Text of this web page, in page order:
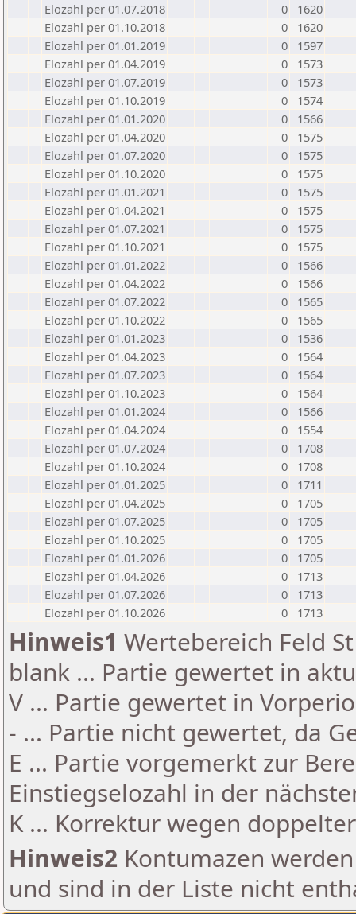
Elozahl per 01.07.2018
0
1620
Elozahl per 01.10.2018
0
1620
Elozahl per 01.01.2019
0
1597
Elozahl per 01.04.2019
0
1573
Elozahl per 01.07.2019
0
1573
Elozahl per 01.10.2019
0
1574
Elozahl per 01.01.2020
0
1566
Elozahl per 01.04.2020
0
1575
Elozahl per 01.07.2020
0
1575
Elozahl per 01.10.2020
0
1575
Elozahl per 01.01.2021
0
1575
Elozahl per 01.04.2021
0
1575
Elozahl per 01.07.2021
0
1575
Elozahl per 01.10.2021
0
1575
Elozahl per 01.01.2022
0
1566
Elozahl per 01.04.2022
0
1566
Elozahl per 01.07.2022
0
1565
Elozahl per 01.10.2022
0
1565
Elozahl per 01.01.2023
0
1536
Elozahl per 01.04.2023
0
1564
Elozahl per 01.07.2023
0
1564
Elozahl per 01.10.2023
0
1564
Elozahl per 01.01.2024
0
1566
Elozahl per 01.04.2024
0
1554
Elozahl per 01.07.2024
0
1708
Elozahl per 01.10.2024
0
1708
Elozahl per 01.01.2025
0
1711
Elozahl per 01.04.2025
0
1705
Elozahl per 01.07.2025
0
1705
Elozahl per 01.10.2025
0
1705
Elozahl per 01.01.2026
0
1705
Elozahl per 01.04.2026
0
1713
Elozahl per 01.07.2026
0
1713
Elozahl per 01.10.2026
0 1713
Hinweis1 Wertebereich Feld
blank ... Partie gewertet in
V ... Partie gewertet in
- ... Partie nicht gewertet, da
E ... Partie vorgemerkt zur
Einstiegselozahl in der
K ... Korrektur wegen
Hinweis2 Kontumazen
und sind in der Liste nicht